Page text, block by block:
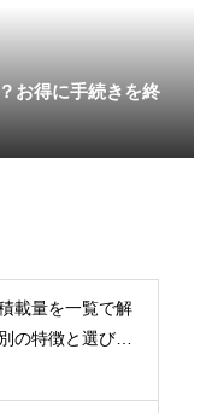
お得に手続きを終
載量を一覧で解
の特徴と選び